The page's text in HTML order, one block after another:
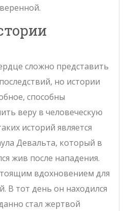
сложно представить
но истории
способны
веру в человеческую
историй является
Девальта, который в
жив после нападения.
вдохновением для
В тот день он находился
стал жертвой